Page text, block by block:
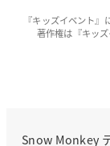
『キッズイベント』
著作権は『キッ
Snow Monkey